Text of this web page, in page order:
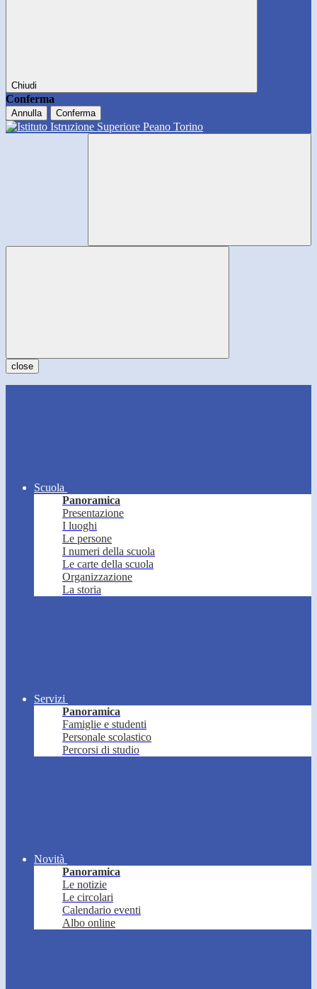
Chiudi
Conferma
Annulla Conferma
close
Scuola
Panoramica
Presentazione
I luoghi
Le persone
I numeri della scuola
Le carte della scuola
Organizzazione
La storia
Servizi
Panoramica
Famiglie e studenti
Personale scolastico
Percorsi di studio
Novità
Panoramica
Le notizie
Le circolari
Calendario eventi
Albo online